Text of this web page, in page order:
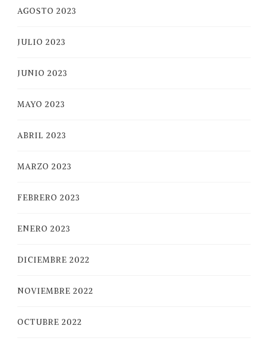
AGOSTO 2023
JULIO 2023
JUNIO 2023
MAYO 2023
ABRIL 2023
MARZO 2023
FEBRERO 2023
ENERO 2023
DICIEMBRE 2022
NOVIEMBRE 2022
OCTUBRE 2022